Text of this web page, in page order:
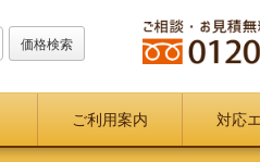
ご利用案内 対応